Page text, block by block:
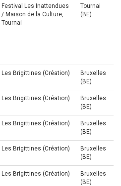
Festival Les Inattendues
/ Maison de la Culture,
Tournai
Tournai
(BE)
Les Brigittines (Création)
Bruxelles
(BE)
Les Brigittines (Création)
Bruxelles
(BE)
Les Brigittines (Création)
Bruxelles
(BE)
Les Brigittines (Création)
Bruxelles
(BE)
Les Brigittines (Création)
Bruxelles
(BE)